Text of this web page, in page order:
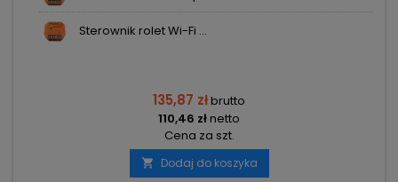
Sterownik rolet Wi-Fi ...
135,87 złbrutto
110,46 złnetto
Cena za szt.
 Dodaj do koszyka